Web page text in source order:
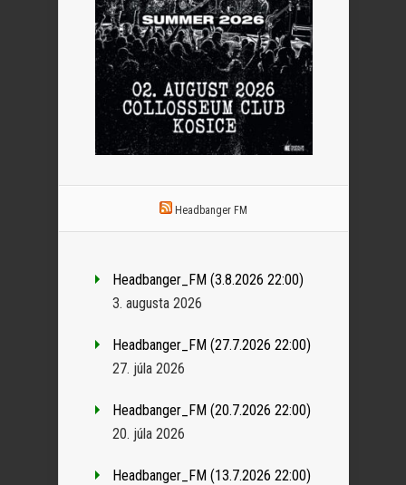
Headbanger FM
Headbanger_FM (3.8.2026 22:00)
3. augusta 2026
Headbanger_FM (27.7.2026 22:00)
27. júla 2026
Headbanger_FM (20.7.2026 22:00)
20. júla 2026
Headbanger_FM (13.7.2026 22:00)